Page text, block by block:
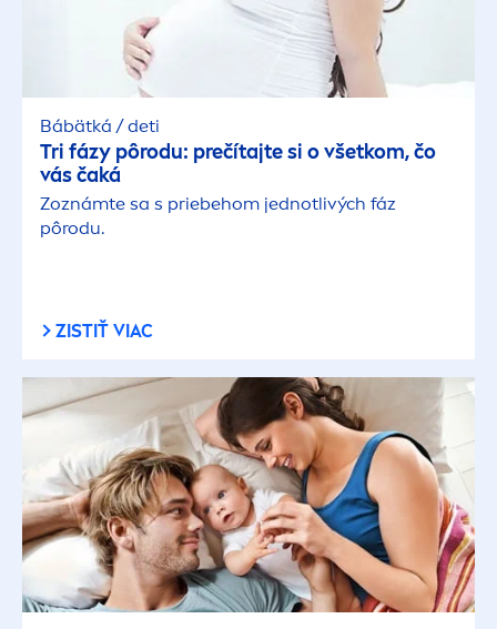
Bábätká / deti
Tri fázy pôrodu: prečítajte si o všetkom, čo
vás čaká
Zoznámte sa s priebehom jednotlivých fáz
pôrodu.
ZISTIŤ VIAC